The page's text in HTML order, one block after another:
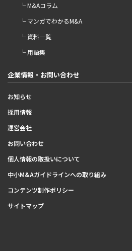
└ M&Aコラム
└ マンガでわかるM&A
└ 資料一覧
└ 用語集
企業情報・お問い合わせ
お知らせ
採用情報
運営会社
お問い合わせ
個人情報の取扱いについて
中小M&Aガイドラインへの取り組み
コンテンツ制作ポリシー
サイトマップ